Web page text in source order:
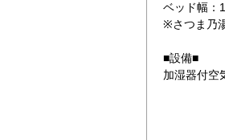
ベッド幅：
※さつま乃
■設備■
加湿器付